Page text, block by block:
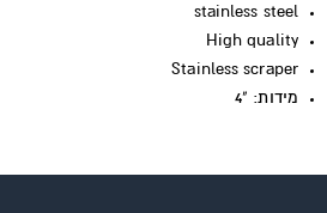
stainless steel
High quality
Stainless scraper
מידות: "4